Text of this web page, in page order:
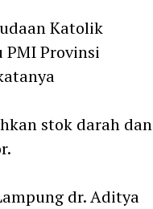
Katolik
Provinsi
stok darah dan
dr. Aditya